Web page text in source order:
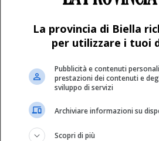
La provincia di Biella
per utilizzare i tuoi
Pubblicità e contenuti
prestazioni dei contenuti e
sviluppo di servizi
Archiviare informazioni su
Scopri di più